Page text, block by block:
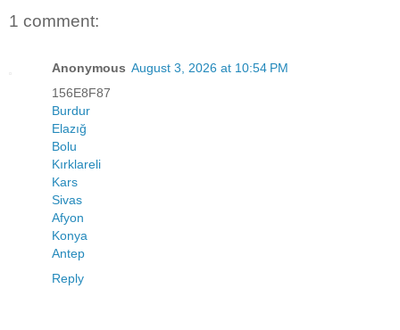
1 comment:
Anonymous August 3, 2026 at 10:54 PM
156E8F87
Burdur
Elazığ
Bolu
Kırklareli
Kars
Sivas
Afyon
Konya
Antep
Reply